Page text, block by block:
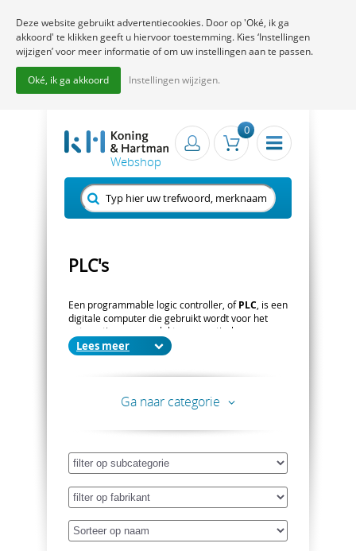
0
PLC's
Een programmable logic controller, ofPLC , is een
digitale computer die gebruikt wordt voor het
automatiseren van elektromagnetische
processen, zoals de besturing van machines in
fabriekslijnen. PLC's zijn ontworpen om bestand
opereren onder een breed
temperatuurbereik. Door die eigenschappen zijn
PLC's ideaal voor gebruik in zware industriële
voor algemene doeleinden bereikt een PLC een
de programmering een stuk eenvoudiger.
PLC's zijn opgedeeld in drie klasses:Micro PLC's,
Vragen over de mogelijkheden van de diverse
PLC's?Neem contact met onsop en wij helpen u
graag. Daarnaast organiseren we vanuit de KH
Academy regelmatigPLC trainingen.
Lees
Ga naar categorie
Deze website gebruikt advertentiecookies. Door op 'Oké, ik ga
akkoord' te klikken geeft u hiervoor toestemming. Kies ‘Instellingen
wijzigen’ voor meer informatie of om uw instellingen aan te passen.
Oké, ik ga akkoord Instellingen wijzigen.